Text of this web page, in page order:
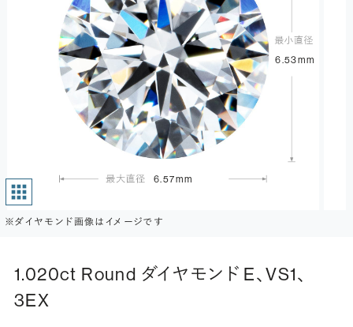
6.53mm
6.57mm
※ダイヤモンド画像はイメージです
1.020ct Round ダイヤモンド E、VS1、
3EX